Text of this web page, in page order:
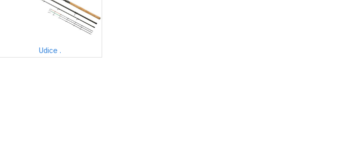
Udice .